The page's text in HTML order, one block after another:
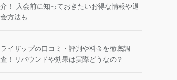
介！ 入会前に知っておきたいお得な情報や退
会方法も
ライザップの口コミ・評判や料金を徹底調
査！リバウンドや効果は実際どうなの？